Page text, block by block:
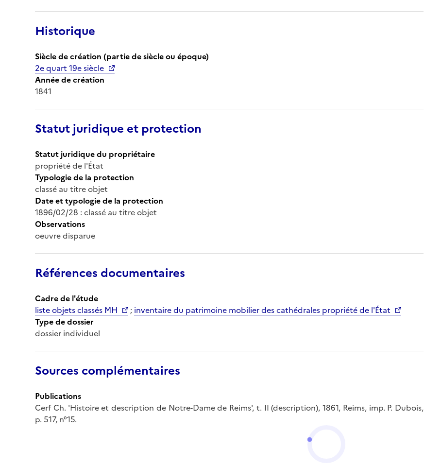
Historique
Siècle de création (partie de siècle ou époque)
2e quart 19e siècle
Année de création
1841
Statut juridique et protection
Statut juridique du propriétaire
propriété de l'État
Typologie de la protection
classé au titre objet
Date et typologie de la protection
1896/02/28 : classé au titre objet
Observations
oeuvre disparue
Références documentaires
Cadre de l'étude
liste objets classés MH
; inventaire du patrimoine mobilier des cathédrales propriété de l'État
Type de dossier
dossier individuel
Sources complémentaires
Publications
Cerf Ch. 'Histoire et description de Notre-Dame de Reims', t. II (description), 1861, Reims, imp. P. Dubois,
p. 517, n°15.